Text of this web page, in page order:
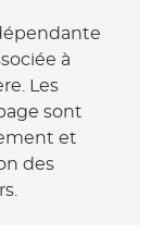
à
Les
sont
et
des